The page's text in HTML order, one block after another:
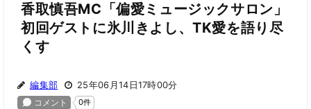
香取慎吾MC「偏愛ミュージックサロン」
初回ゲストに氷川きよし、TK愛を語り尽
くす
編集部 25年06月14日17時00分